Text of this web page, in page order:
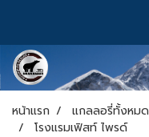
หน้าแรก แกลลอรี่ทั้งหมด
โรงแรมเฟิสท์ ไพรด์